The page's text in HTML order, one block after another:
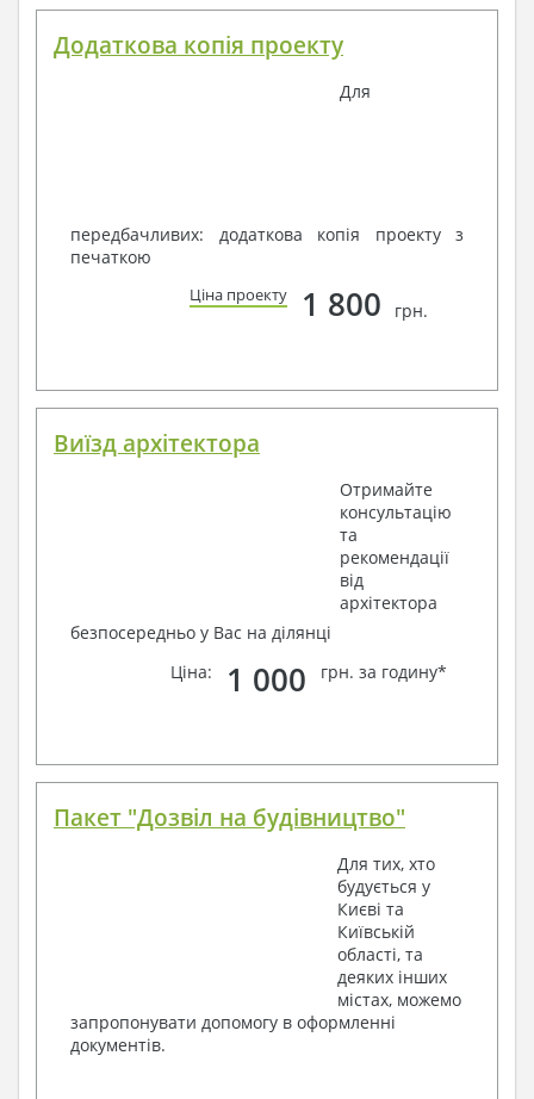
Додаткова копія проекту
Для
передбачливих: додаткова копія проекту з
печаткою
Ціна проекту 1 800 грн.
Виїзд архітектора
Отримайте
консультацію
та
рекомендації
від
архітектора
безпосередньо у Вас на ділянці
Ціна:
1 000 грн. за годину*
Пакет "Дозвіл на будівництво"
Для тих, хто
будується у
Києві та
Київській
області, та
деяких інших
містах, можемо
запропонувати допомогу в оформленні
документів.